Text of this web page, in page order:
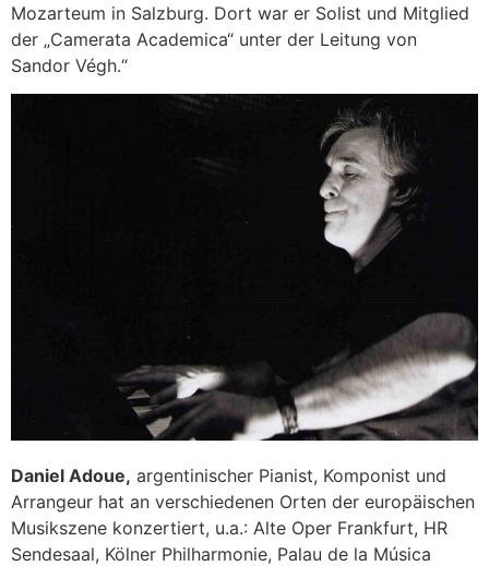
Mozarteum in Salzburg. Dort war er Solist und Mitglied
der „Camerata Academica“ unter der Leitung von
Sandor Végh.“
Daniel Adoue, argentinischer Pianist, Komponist und
Arrangeur hat an verschiedenen Orten der europäischen
Musikszene konzertiert, u.a.: Alte Oper Frankfurt, HR
Sendesaal, Kölner Philharmonie, Palau de la Música